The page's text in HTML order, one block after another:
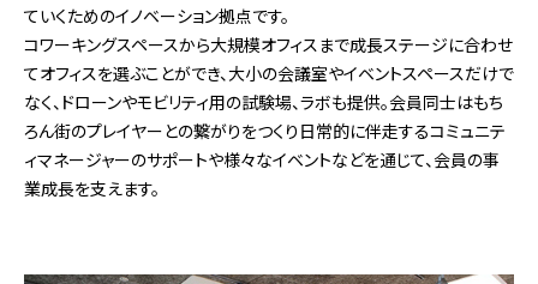
ていくためのイノベーション拠点です。
コワーキングスペースから大規模オフィスまで成長ステージに合わせ
てオフィスを選ぶことができ、大小の会議室やイベントスペースだけで
なく、ドローンやモビリティ用の試験場、ラボも提供。会員同士はもち
ろん街のプレイヤーとの繋がりをつくり日常的に伴走するコミュニテ
ィマネージャーのサポートや様々なイベントなどを通じて、会員の事
業成長を支えます。